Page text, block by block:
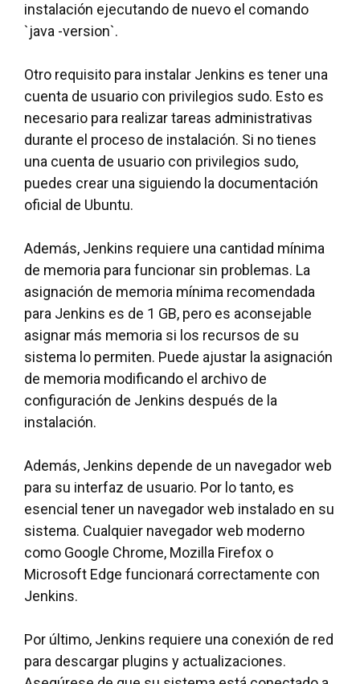
instalación ejecutando de nuevo el comando
`java -version`.
Otro requisito para instalar Jenkins es tener una
cuenta de usuario con privilegios sudo. Esto es
necesario para realizar tareas administrativas
durante el proceso de instalación. Si no tienes
una cuenta de usuario con privilegios sudo,
puedes crear una siguiendo la documentación
oficial de Ubuntu.
Además, Jenkins requiere una cantidad mínima
de memoria para funcionar sin problemas. La
asignación de memoria mínima recomendada
para Jenkins es de 1 GB, pero es aconsejable
asignar más memoria si los recursos de su
sistema lo permiten. Puede ajustar la asignación
de memoria modificando el archivo de
configuración de Jenkins después de la
instalación.
Además, Jenkins depende de un navegador web
para su interfaz de usuario. Por lo tanto, es
esencial tener un navegador web instalado en su
sistema. Cualquier navegador web moderno
como Google Chrome, Mozilla Firefox o
Microsoft Edge funcionará correctamente con
Jenkins.
Por último, Jenkins requiere una conexión de red
para descargar plugins y actualizaciones.